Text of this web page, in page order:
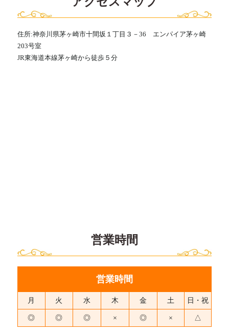
住所:神奈川県茅ヶ崎市十間坂１丁目３－36 エンパイア茅ヶ崎
203号室
JR東海道本線茅ヶ崎から徒歩５分
営業時間
営業時間
月 火 水 木 金 土 日・祝
◎ ◎ ◎ × ◎ × △